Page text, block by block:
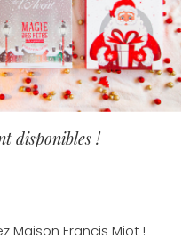
disponibles !
Maison Francis Miot !